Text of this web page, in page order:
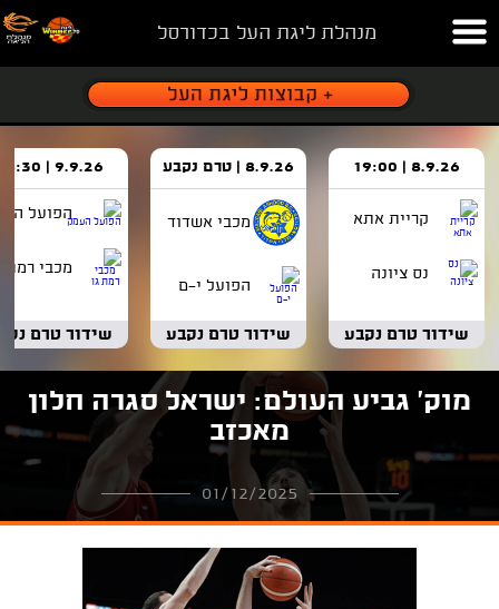
מנהלת ליגת העל בכדורסל
8.9.26 | 19:00
קריית אתא
נס ציונה
שידור טרם נקבע
8.9.26 | טרם נקבע
מכבי אשדוד
הפועל י-ם
שידור טרם נקבע
9.9.26 | 18:30
הפועל
מכבי רמת
שידור טרם
מוק' גביע העולם: ישראל סגרה חלון
מאכזב
01/12/2025